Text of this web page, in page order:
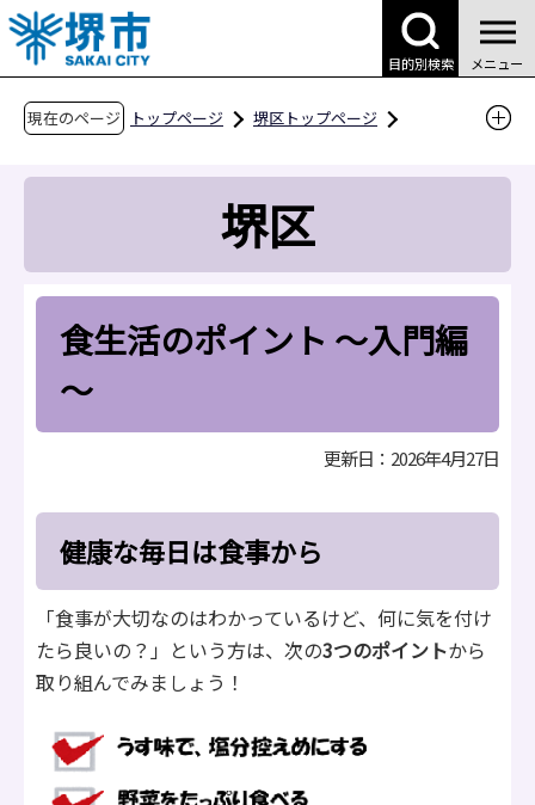
こ
の
ペ
目的別検索 メニュー
現在のページ トップページ
堺区トップページ
食生活のポイント ～入門編～
堺区
食生活のポイント ～入門編
～
更新日：2026年4月27日
健康な毎日は食事から
「食事が大切なのはわかっているけど、何に気を付け
たら良いの？」という方は、次の3つのポイントから
取り組んでみましょう！